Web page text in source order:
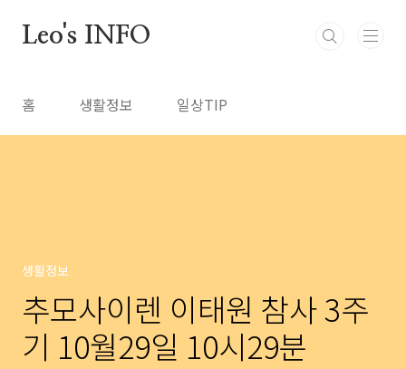
Leo's INFO
홈 생활정보 일상TIP
생활정보
추모사이렌 이태원 참사 3주
기 10월29일 10시29분